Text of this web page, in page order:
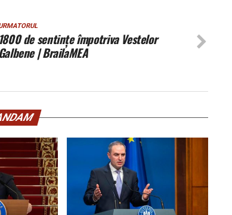
1800 de sentințe împotriva Vestelor
Galbene | BrailaMEA